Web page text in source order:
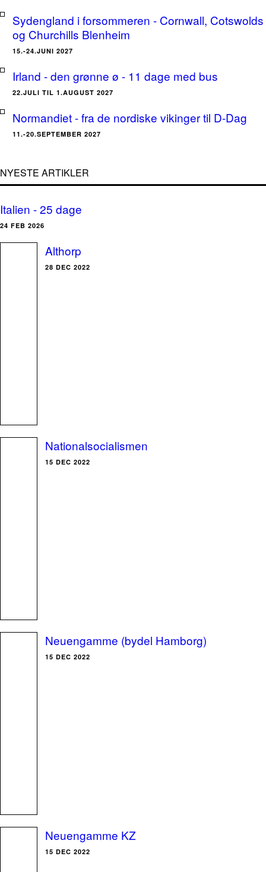
Sydengland i forsommeren - Cornwall, Cotswolds
og Churchills Blenheim
15.-24.JUNI 2027
Irland - den grønne ø - 11 dage med bus
22.JULI TIL 1.AUGUST 2027
Normandiet - fra de nordiske vikinger til D-Dag
11.-20.SEPTEMBER 2027
NYESTE ARTIKLER
Italien - 25 dage
24 FEB 2026
Althorp
28 DEC 2022
Nationalsocialismen
15 DEC 2022
Neuengamme (bydel Hamborg)
15 DEC 2022
Neuengamme KZ
15 DEC 2022